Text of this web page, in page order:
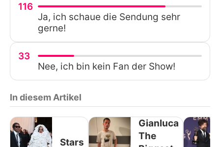
116
Ja, ich schaue die Sendung sehr
gerne!
33
Nee, ich bin kein Fan der Show!
In diesem Artikel
Stars
Gianluca
The